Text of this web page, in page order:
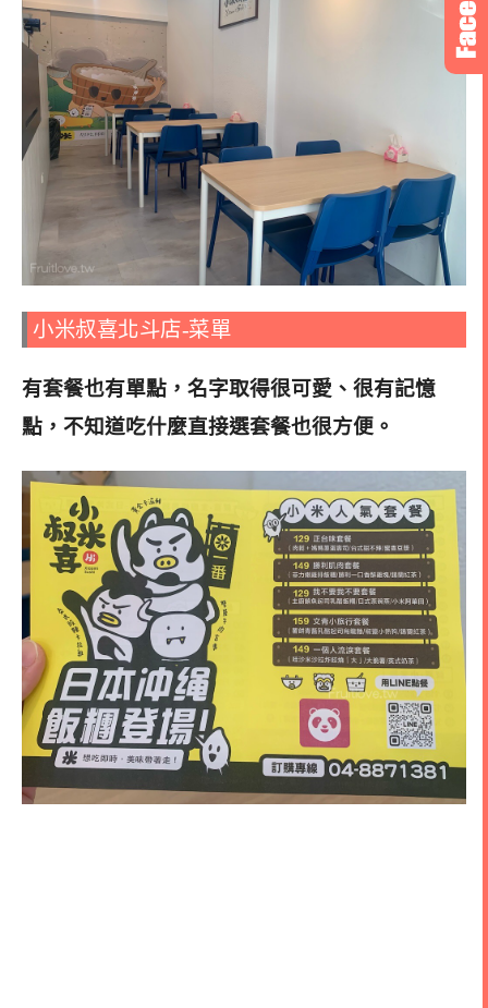
小米叔喜北斗店-菜單
有套餐也有單點，名字取得很可愛、很有記憶
點，不知道吃什麼直接選套餐也很方便 。